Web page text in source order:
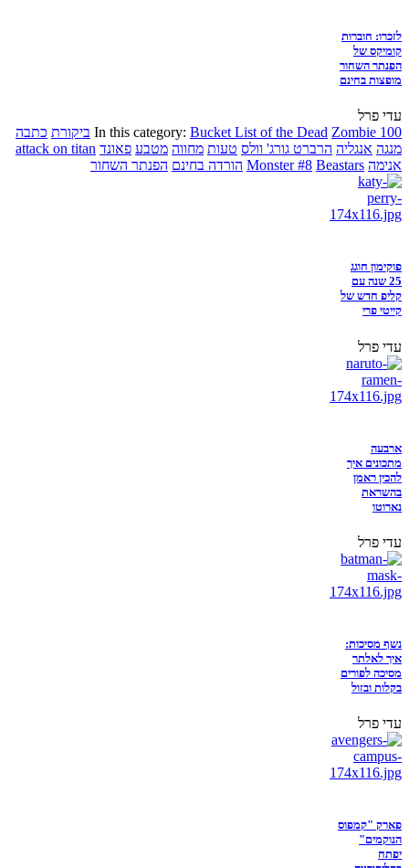
לזכרו: חוברות
קומיקס של
הפנתר השחור
מופצות בחינם
עדי פרל
In this category: Bucket List of the Dead Zombie 100 ביקורת כתבה
מנגה אנגליה הרברט גורג' וולס טעות מחווה מטבע פאונד attack on titan
אנימה
Monster #8 Beastars הורדה בחינם הפנתר השחור
פוקימון חוגג
25 שנה עם
קליפ חדש של
קייטי פרי
עדי פרל
ארבעה
מתכונים איך
להכין ראמן
בהשראת
נארוטו
עדי פרל
נשף מסיכות:
איך לאלתר
מסיכה לפורים
בקלות ובזול
עדי פרל
פארק "קמפוס
הנוקמים"
יפתח